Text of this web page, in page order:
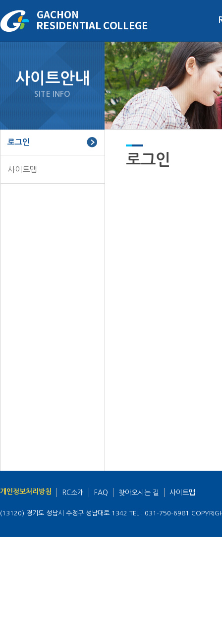
사이트안내
SITE INFO
로그인
사이트맵
로그인
개인정보처리방침 RC소개 FAQ 찾아오시는 길 사이트맵
(13120) 경기도 성남시 수정구 성남대로 1342 TEL : 031-750-6981